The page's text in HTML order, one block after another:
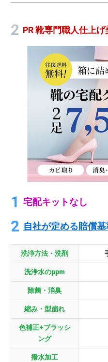
PR 靴専門職人仕上げ
宅配キットなし
自社が定める賠償
洗浄方法・洗剤
洗浄水のppm
除菌・消臭
縮み・型崩れ
色補正+ブラッシ
ング
撥水加工